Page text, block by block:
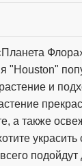
"Houston"
и
а также